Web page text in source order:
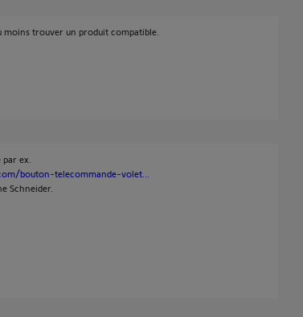
moins trouver un produit compatible.
ex.
bouton-telecommande-volet...
Schneider.